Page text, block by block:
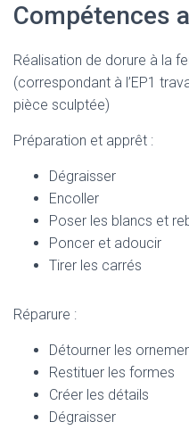
Compétences
Réalisation de dorure à la
(correspondant à l’EP1
pièce sculptée)
Préparation et apprêt :
Dégraisser
Encoller
Poser les blancs et
Poncer et adoucir
Tirer les carrés
Réparure :
Détourner les
Restituer les formes
Créer les détails
Dégraisser